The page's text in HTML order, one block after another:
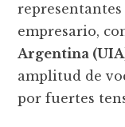
empresario,
Argentina
amplitud de
por fuertes